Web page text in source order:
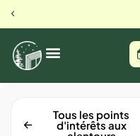
23 rue du busset, Orbey
Tous les points
d'intérêts aux